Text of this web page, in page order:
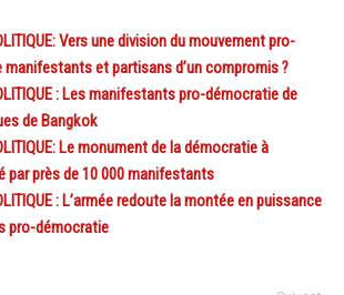
Vers une division du mouvement pro-
et partisans d’un compromis ?
: Les manifestants pro-démocratie de
de Bangkok
Le monument de la démocratie à
par près de 10 000 manifestants
: L’armée redoute la montée en puissance
pro-démocratie